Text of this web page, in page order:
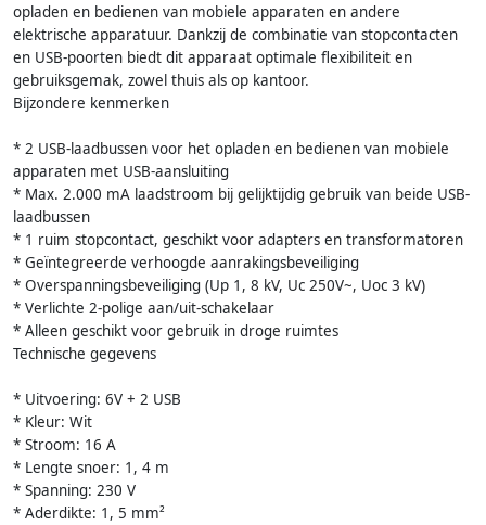
opladen en bedienen van mobiele apparaten en andere
elektrische apparatuur. Dankzij de combinatie van stopcontacten
en USB-poorten biedt dit apparaat optimale flexibiliteit en
gebruiksgemak, zowel thuis als op kantoor.
Bijzondere kenmerken
* 2 USB-laadbussen voor het opladen en bedienen van mobiele
apparaten met USB-aansluiting
* Max. 2.000 mA laadstroom bij gelijktijdig gebruik van beide USB-
laadbussen
* 1 ruim stopcontact, geschikt voor adapters en transformatoren
* Geïntegreerde verhoogde aanrakingsbeveiliging
* Overspanningsbeveiliging (Up 1, 8 kV, Uc 250V~, Uoc 3 kV)
* Verlichte 2-polige aan/uit-schakelaar
* Alleen geschikt voor gebruik in droge ruimtes
Technische gegevens
* Uitvoering: 6V + 2 USB
* Kleur: Wit
* Stroom: 16 A
* Lengte snoer: 1, 4 m
* Spanning: 230 V
* Aderdikte: 1, 5 mm²